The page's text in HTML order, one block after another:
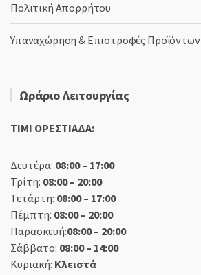
Πολιτική Απορρήτου
Υπαναχώρηση & Επιστροφές Προϊόντων
Ωράριο Λειτουργίας
TIMI ΟΡΕΣΤΙΑΔΑ:
Δευτέρα: 08:00 – 17:00
Τρίτη: 08:00 – 20:00
Τετάρτη: 08:00 – 17:00
Πέμπτη: 08:00 – 20:00
Παρασκευή:08:00 – 20:00
Σάββατο: 08:00 – 14:00
Κυριακή: Κλειστά